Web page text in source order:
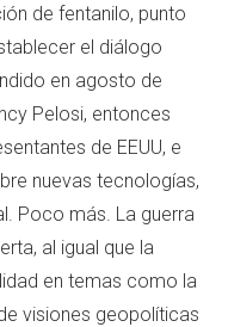
de fentanilo, punto
el diálogo
en agosto de
Pelosi, entonces
de EEUU, e
nuevas tecnologías,
Poco más. La guerra
al igual que la
en temas como la
visiones geopolíticas